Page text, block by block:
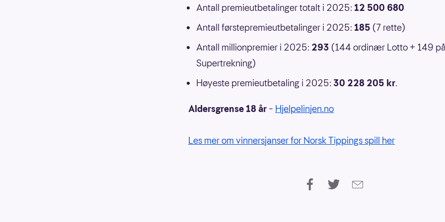
Antall premieutbetalinger totalt i 2025: 12 500 680
Antall førstepremieutbetalinger i 2025: 185 (7 rette)
Antall millionpremier i 2025: 293 (144 ordinær Lotto + 149
Supertrekning)
Høyeste premieutbetaling i 2025: 30 228 205 kr.
Aldersgrense 18 år – Hjelpelinjen.no
Les mer om vinnersjanser for Norsk Tippings spill her